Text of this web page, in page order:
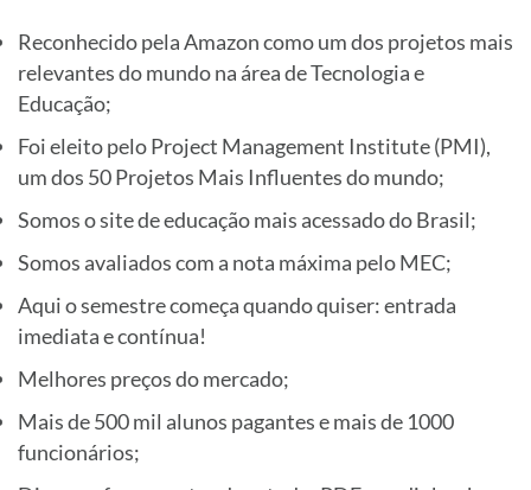
Reconhecido pela Amazon como um dos projetos mais
relevantes do mundo na área de Tecnologia e
Educação;
Foi eleito pelo Project Management Institute (PMI),
um dos 50 Projetos Mais Influentes do mundo;
Somos o site de educação mais acessado do Brasil;
Somos avaliados com a nota máxima pelo MEC;
Aqui o semestre começa quando quiser: entrada
imediata e contínua!
Melhores preços do mercado;
Mais de 500 mil alunos pagantes e mais de 1000
funcionários;